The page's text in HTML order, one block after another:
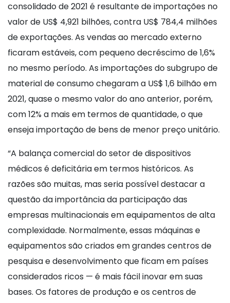
consolidado de 2021 é resultante de importações no
valor de US$ 4,921 bilhões, contra US$ 784,4 milhões
de exportações. As vendas ao mercado externo
ficaram estáveis, com pequeno decréscimo de 1,6%
no mesmo período. As importações do subgrupo de
material de consumo chegaram a US$ 1,6 bilhão em
2021, quase o mesmo valor do ano anterior, porém,
com 12% a mais em termos de quantidade, o que
enseja importação de bens de menor preço unitário.
“A balança comercial do setor de dispositivos
médicos é deficitária em termos históricos. As
razões são muitas, mas seria possível destacar a
questão da importância da participação das
empresas multinacionais em equipamentos de alta
complexidade. Normalmente, essas máquinas e
equipamentos são criados em grandes centros de
pesquisa e desenvolvimento que ficam em países
considerados ricos — é mais fácil inovar em suas
bases. Os fatores de produção e os centros de